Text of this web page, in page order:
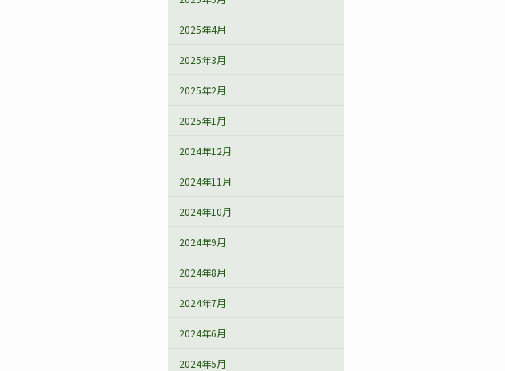
2025年4月
2025年3月
2025年2月
2025年1月
2024年12月
2024年11月
2024年10月
2024年9月
2024年8月
2024年7月
2024年6月
2024年5月